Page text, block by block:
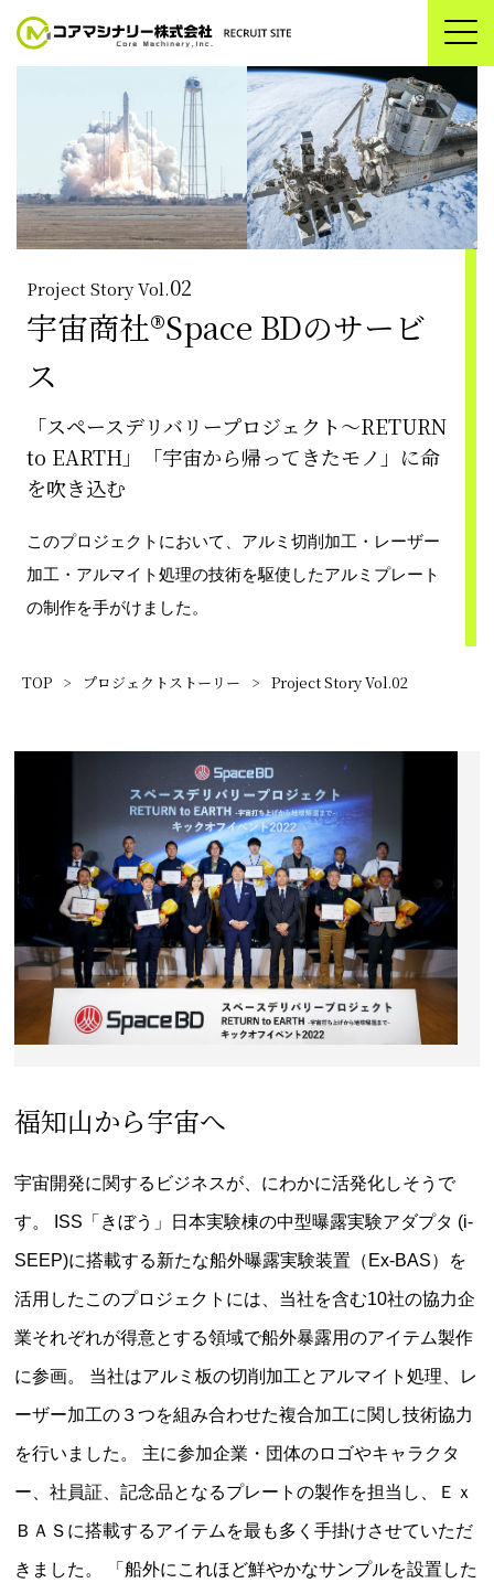
Project Story Vol.02
宇宙商社®Space BDのサービ
ス
「スペースデリバリープロジェクト～RETURN
to EARTH」
「宇宙から帰ってきたモノ」に命
を吹き込む
このプロジェクトにおいて、アルミ切削加工・レーザー
加工・アルマイト処理の技術を駆使したアルミプレート
の制作を手がけました。
TOP > プロジェクトストーリー > Project Story Vol.02
福知山から宇宙へ
宇宙開発に関するビジネスが、にわかに活発化しそうで
す。 ISS「きぼう」日本実験棟の中型曝露実験アダプタ (i-
SEEP)に搭載する新たな船外曝露実験装置（Ex-BAS）を
活用したこのプロジェクトには、当社を含む10社の協力企
業それぞれが得意とする領域で船外暴露用のアイテム製作
に参画。 当社はアルミ板の切削加工とアルマイト処理、レ
ーザー加工の３つを組み合わせた複合加工に関し技術協力
を行いました。 主に参加企業・団体のロゴやキャラクタ
ー、社員証、記念品となるプレートの製作を担当し、Ｅｘ
ＢＡＳに搭載するアイテムを最も多く手掛けさせていただ
きました。 「船外にこれほど鮮やかなサンプルを設置した